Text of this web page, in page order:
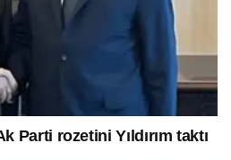
Parti rozetini Yıldırım taktı